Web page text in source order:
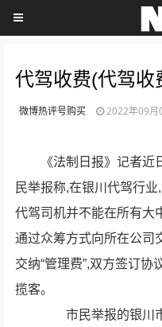
代驾收费(代驾收
微博热评号购买 2022年09月
《法制日报》记者
民举报称,在银川代驾行
代驾司机并不能在所有大
通过众筹方式向所在公司
交纳“管理费”,双方签订
揽客。
市民举报的银川市